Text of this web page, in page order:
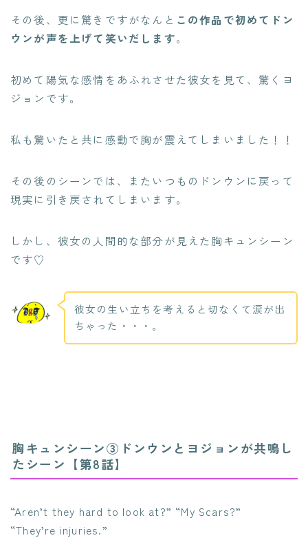
その後、更に驚きですがなんと この作品で初めてドン
ウンが声を上げて笑いだします。
初めて陽気な感情をあふれさせた彼女を見て、驚くヨ
ジョンです。
私も驚いたと共に感動で胸が震えてしまいました！！
その後のシーンでは、またいつものドンウンに戻って
現実に引き戻されてしまいます。
しかし、彼女の人間的な部分が見えた胸キュンシーン
です♡
彼女の生い立ちを考えると切なくて涙が出
ちゃった・・・。
胸キュンシーン③ドンウンとヨジョンが共鳴し
たシーン【第8話】
“Aren’t they hard to look at?” “My Scars?”
“They’re injuries.”